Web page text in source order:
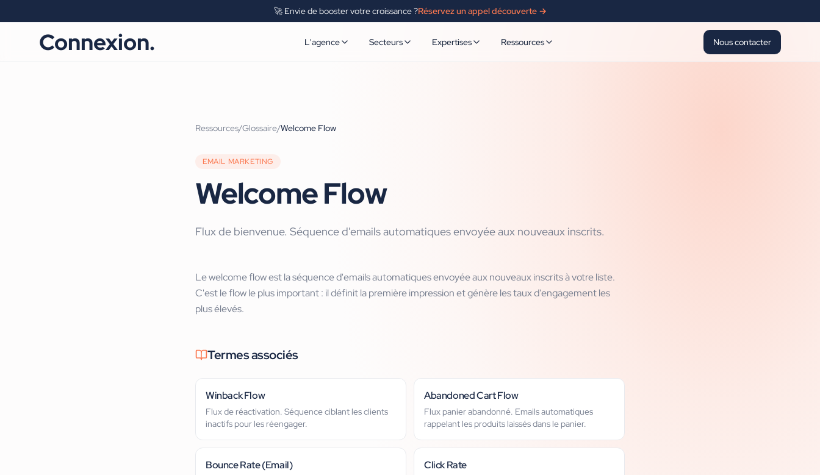
🚀 Envie de booster votre croissance ?Réservez un appel découverte →
Connexion. L'agence Secteurs Expertises Ressources Nous contacter
Ressources/Glossaire/Welcome Flow
EMAIL MARKETING
Welcome Flow
Flux de bienvenue. Séquence d'emails automatiques envoyée aux nouveaux inscrits.
Le welcome flow est la séquence d'emails automatiques envoyée aux nouveaux inscrits à votre liste.
C'est le flow le plus important : il définit la première impression et génère les taux d'engagement les
plus élevés.
Termes associés
Winback Flow
Flux de réactivation. Séquence ciblant les clients
inactifs pour les réengager.
Abandoned Cart Flow
Flux panier abandonné. Emails automatiques
rappelant les produits laissés dans le panier.
Bounce Rate (Email) Click Rate